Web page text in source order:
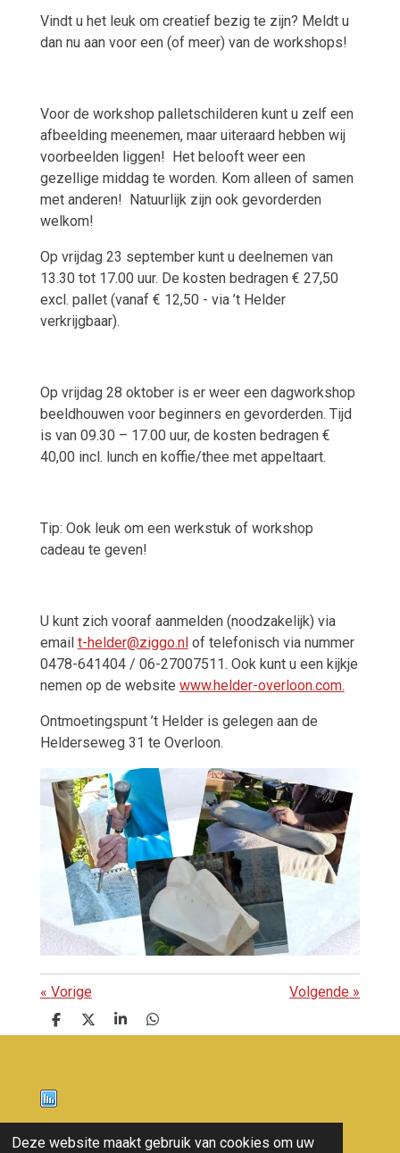
Deze website maakt gebruik van cookies om uw
Vindt u het leuk om creatief bezig te zijn? Meldt u
dan nu aan voor een (of meer) van de workshops!
Voor de workshop palletschilderen kunt u zelf een
afbeelding meenemen, maar uiteraard hebben wij
voorbeelden liggen! Het belooft weer een
gezellige middag te worden. Kom alleen of samen
met anderen! Natuurlijk zijn ook gevorderden
welkom!
Op vrijdag 23 september kunt u deelnemen van
13.30 tot 17.00 uur. De kosten bedragen € 27,50
excl. pallet (vanaf € 12,50 - via ’t Helder
verkrijgbaar).
Op vrijdag 28 oktober is er weer een dagworkshop
beeldhouwen voor beginners en gevorderden. Tijd
is van 09.30 – 17.00 uur, de kosten bedragen €
40,00 incl. lunch en koffie/thee met appeltaart.
Tip: Ook leuk om een werkstuk of workshop
cadeau te geven!
U kunt zich vooraf aanmelden (noodzakelijk) via
email t-helder@ziggo.nlof telefonisch via nummer
0478-641404 / 06-27007511. Ook kunt u een kijkje
nemen op de website www.helder-overloon.com.
Ontmoetingspunt ’t Helder is gelegen aan de
Helderseweg 31 te Overloon.
« Vorige Volgende »
D
e
D
e
S
h
D
e
Nieuws